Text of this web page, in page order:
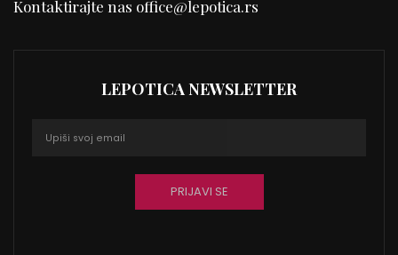
Kontaktirajte nas office@lepotica.rs
LEPOTICA NEWSLETTER